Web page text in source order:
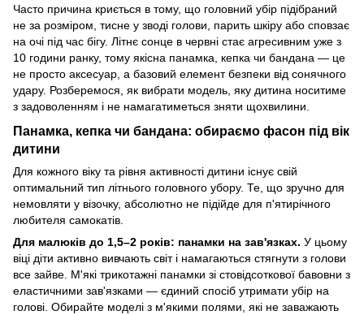
Часто причина криється в тому, що головний убір підібраний
не за розміром, тисне у зводі голови, парить шкіру або сповзає
на очі під час бігу. Літнє сонце в червні стає агресивним уже з
10 години ранку, тому якісна панамка, кепка чи бандана — це
не просто аксесуар, а базовий елемент безпеки від сонячного
удару. Розберемося, як вибрати модель, яку дитина носитиме
з задоволенням і не намагатиметься зняти щохвилини.
Панамка, кепка чи бандана: обираємо фасон під вік
дитини
Для кожного віку та рівня активності дитини існує свій
оптимальний тип літнього головного убору. Те, що зручно для
немовляти у візочку, абсолютно не підійде для п'ятирічного
любителя самокатів.
Для малюків до 1,5–2 років: панамки на зав'язках. У цьому
віці діти активно вивчають світ і намагаються стягнути з голови
все зайве. М'які трикотажні панамки зі стовідсоткової бавовни з
еластичними зав'язками — єдиний спосіб утримати убір на
голові. Обирайте моделі з м'якими полями, які не заважають